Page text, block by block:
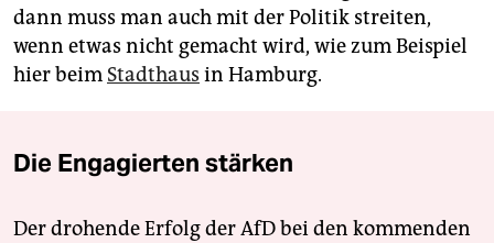
dann muss man auch mit der Politik streiten,
wenn etwas nicht gemacht wird, wie zum Beispiel
hier beim Stadthaus in Hamburg.
Die Engagierten stärken
Der drohende Erfolg der AfD bei den kommenden